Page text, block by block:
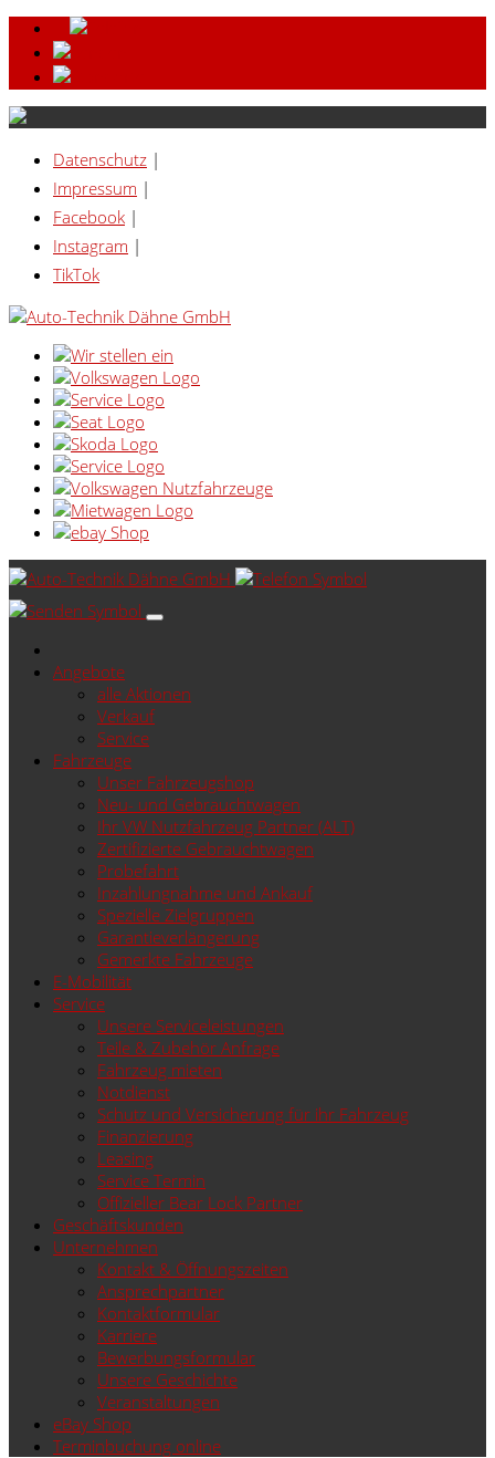
Datenschutz |
Impressum |
Facebook |
Instagram |
TikTok
Angebote
alle Aktionen
Verkauf
Service
Fahrzeuge
Unser Fahrzeugshop
Neu- und Gebrauchtwagen
Ihr VW Nutzfahrzeug Partner (ALT)
Zertifizierte Gebrauchtwagen
Probefahrt
Inzahlungnahme und Ankauf
Spezielle Zielgruppen
Garantieverlängerung
Gemerkte Fahrzeuge
E-Mobilität
Service
Unsere Serviceleistungen
Teile & Zubehör Anfrage
Fahrzeug mieten
Notdienst
Schutz und Versicherung für ihr Fahrzeug
Finanzierung
Leasing
Service Termin
Offizieller Bear Lock Partner
Geschäftskunden
Unternehmen
Kontakt & Öffnungszeiten
Ansprechpartner
Kontaktformular
Karriere
Bewerbungsformular
Unsere Geschichte
Veranstaltungen
eBay Shop
Terminbuchung online